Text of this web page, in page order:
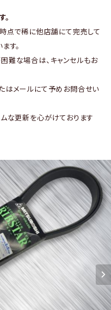
点で稀に他店舗にて完売して
す。
難な場合は、キャンセルもお
はメールにて予めお問合せい
な更新を心がけております